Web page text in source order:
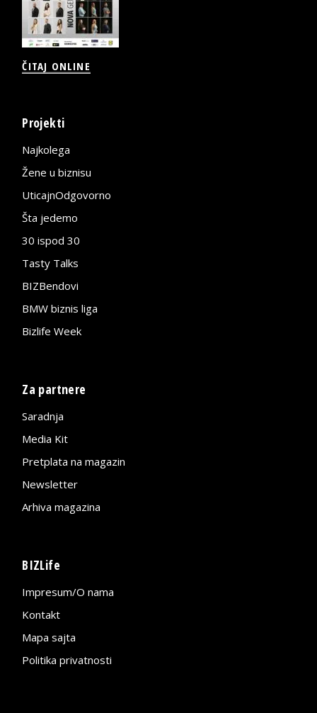
ČITAJ ONLINE
Projekti
Najkolega
Žene u biznisu
UticajnOdgovorno
Šta jedemo
30 ispod 30
Tasty Talks
BIZBendovi
BMW biznis liga
Bizlife Week
Za partnere
Saradnja
Media Kit
Pretplata na magazin
Newsletter
Arhiva magazina
BIZLife
Impresum/O nama
Kontakt
Mapa sajta
Politika privatnosti